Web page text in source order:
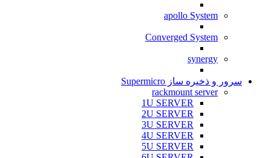
apollo System
Converged System
synergy
سرور و ذخیره ساز Supermicro
rackmount server
1U SERVER
2U SERVER
3U SERVER
4U SERVER
5U SERVER